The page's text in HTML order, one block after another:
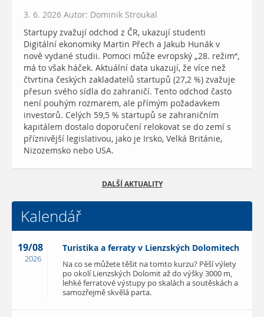
3. 6. 2026 Autor: Dominik Stroukal
Startupy zvažují odchod z ČR, ukazují studenti
Digitální ekonomiky Martin Přech a Jakub Hunák v
nově vydané studii. Pomoci může evropský „28. režim“,
má to však háček. Aktuální data ukazují, že více než
čtvrtina českých zakladatelů startupů (27,2 %) zvažuje
přesun svého sídla do zahraničí. Tento odchod často
není pouhým rozmarem, ale přímým požadavkem
investorů. Celých 59,5 % startupů se zahraničním
kapitálem dostalo doporučení relokovat se do zemí s
příznivější legislativou, jako je Irsko, Velká Británie,
Nizozemsko nebo USA.
DALŠÍ AKTUALITY
Kalendář
19/08
2026
Turistika a ferraty v Lienzských Dolomitech
Na co se můžete těšit na tomto kurzu? Pěší výlety
po okolí Lienzských Dolomit až do výšky 3000 m,
lehké ferratové výstupy po skalách a soutěskách a
samozřejmě skvělá parta.